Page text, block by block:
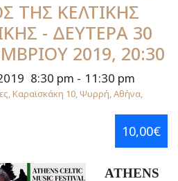
ΤΗΣ ΚΕΛΤΙΚΗΣ
- ΔΕΥΤΕΡΑ 30
2019, 20:30
8:30 pm - 11:30 pm
Καραϊσκάκη 10, Ψυρρή, Αθήνα,
10,00€
ATHENS